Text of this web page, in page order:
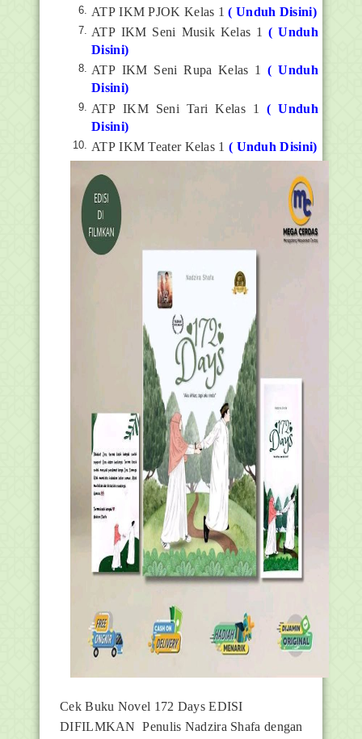
ATP IKM PJOK Kelas 1( Unduh Disini)
ATP IKM Seni Musik Kelas 1( Unduh
Disini)
ATP IKM Seni Rupa Kelas 1( Unduh
Disini)
ATP IKM Seni Tari Kelas 1( Unduh
Disini)
ATP IKM Teater Kelas 1 ( Unduh Disini)
Cek Buku Novel 172 Days EDISI
DIFILMKAN Penulis Nadzira Shafa dengan